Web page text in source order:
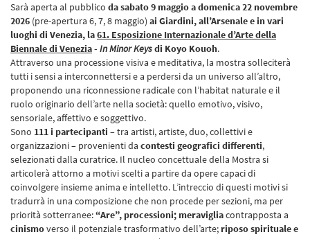
Sarà aperta al pubblico da sabato 9 maggio a domenica 22 novembre
2026 (pre-apertura 6, 7, 8 maggio) ai Giardini, all’Arsenale e in vari
luoghi di Venezia, la61. Esposizione Internazionale d’Arte della
Biennale di Venezia- In Minor Keysdi Koyo Kouoh.
Attraverso una processione visiva e meditativa, la mostra solleciterà
tutti i sensi a interconnettersi e a perdersi da un universo all’altro,
proponendo una riconnessione radicale con l’habitat naturale e il
ruolo originario dell’arte nella società: quello emotivo, visivo,
sensoriale, affettivo e soggettivo.
Sono 111 i partecipanti – tra artisti, artiste, duo, collettivi e
organizzazioni – provenienti da contesti geografici differenti,
selezionati dalla curatrice. Il nucleo concettuale della Mostra si
articolerà attorno a motivi scelti a partire da opere capaci di
coinvolgere insieme anima e intelletto. L’intreccio di questi motivi si
tradurrà in una composizione che non procede per sezioni, ma per
priorità sotterranee:“Are”, processioni; meravigliacontrapposta a
cinismoverso il potenziale trasformativo dell’arte; riposo spirituale e